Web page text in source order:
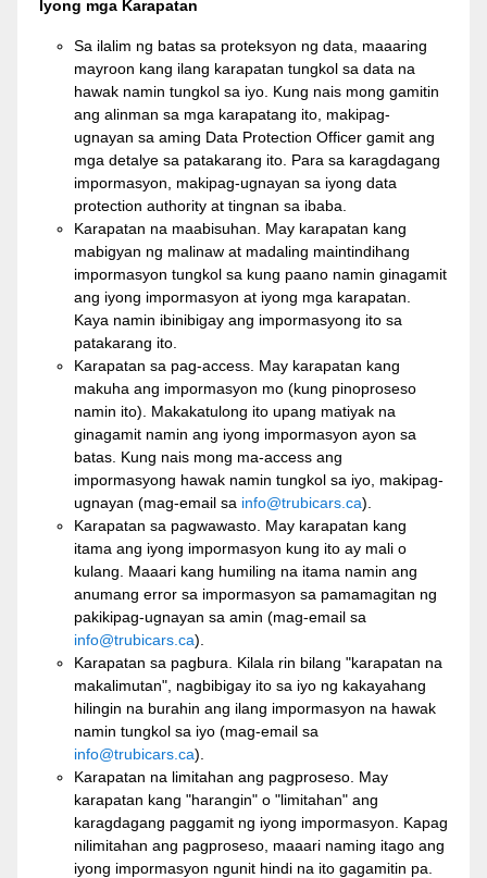
Iyong mga Karapatan
Sa ilalim ng batas sa proteksyon ng data, maaaring
mayroon kang ilang karapatan tungkol sa data na
hawak namin tungkol sa iyo. Kung nais mong gamitin
ang alinman sa mga karapatang ito, makipag-
ugnayan sa aming Data Protection Officer gamit ang
mga detalye sa patakarang ito. Para sa karagdagang
impormasyon, makipag-ugnayan sa iyong data
protection authority at tingnan sa ibaba.
Karapatan na maabisuhan. May karapatan kang
mabigyan ng malinaw at madaling maintindihang
impormasyon tungkol sa kung paano namin ginagamit
ang iyong impormasyon at iyong mga karapatan.
Kaya namin ibinibigay ang impormasyong ito sa
patakarang ito.
Karapatan sa pag-access. May karapatan kang
makuha ang impormasyon mo (kung pinoproseso
namin ito). Makakatulong ito upang matiyak na
ginagamit namin ang iyong impormasyon ayon sa
batas. Kung nais mong ma-access ang
impormasyong hawak namin tungkol sa iyo, makipag-
ugnayan (mag-email sa info@trubicars.ca).
Karapatan sa pagwawasto. May karapatan kang
itama ang iyong impormasyon kung ito ay mali o
kulang. Maaari kang humiling na itama namin ang
anumang error sa impormasyon sa pamamagitan ng
pakikipag-ugnayan sa amin (mag-email sa
info@trubicars.ca).
Karapatan sa pagbura. Kilala rin bilang "karapatan na
makalimutan", nagbibigay ito sa iyo ng kakayahang
hilingin na burahin ang ilang impormasyon na hawak
namin tungkol sa iyo (mag-email sa
info@trubicars.ca).
Karapatan na limitahan ang pagproseso. May
karapatan kang "harangin" o "limitahan" ang
karagdagang paggamit ng iyong impormasyon. Kapag
nilimitahan ang pagproseso, maaari naming itago ang
iyong impormasyon ngunit hindi na ito gagamitin pa.